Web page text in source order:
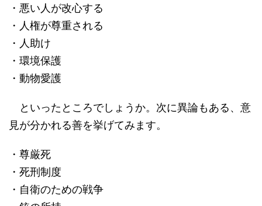
・悪い人が改心する
・人権が尊重される
・人助け
・環境保護
・動物愛護
といったところでしょうか。次に異論もある、意
見が分かれる善を挙げてみます。
・尊厳死
・死刑制度
・自衛のための戦争